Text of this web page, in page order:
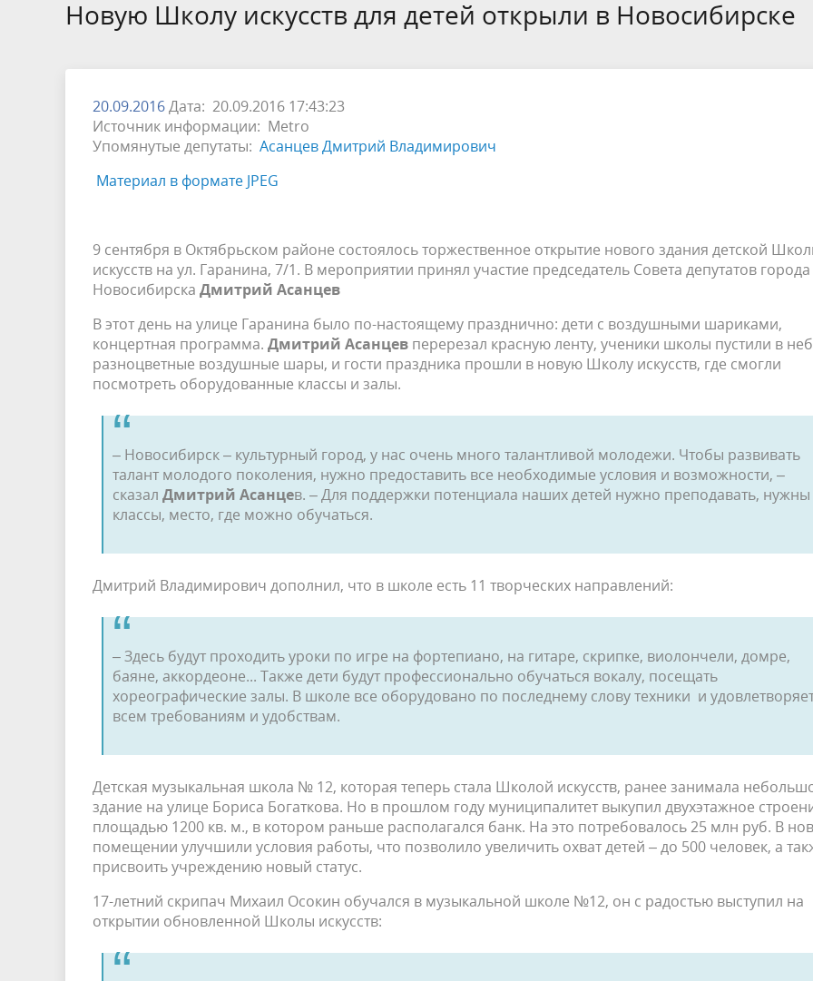
Избирательные округа
Аппарат Совета депутатов
депутатов предыдущих созывов
Порядок обжалования
Новую Школу искусств для детей открыли в Новосибирске
20.09.2016Дата: 20.09.2016 17:43:23
Источник информации: Metro
Упомянутые депутаты: Асанцев Дмитрий Владимирович
Материал в формате JPEG
9 сентября в Октябрьском районе состоялось торжественное открытие нового здания детской
искусств на ул. Гаранина, 7/1. В мероприятии принял участие председатель Совета депутатов города
Новосибирска Дмитрий Асанцев
В этот день на улице Гаранина было по-настоящему празднично: дети с воздушными шариками,
концертная программа. Дмитрий Асанцев перерезал красную ленту, ученики школы пустили в
разноцветные воздушные шары, и гости праздника прошли в новую Школу искусств, где смогли
посмотреть оборудованные классы и залы.
– Новосибирск – культурный город, у нас очень много талантливой молодежи. Чтобы развивать
талант молодого поколения, нужно предоставить все необходимые условия и возможности, –
сказал Дмитрий Асанцев. – Для поддержки потенциала наших детей нужно преподавать, нужны
классы, место, где можно обучаться.
Дмитрий Владимирович дополнил, что в школе есть 11 творческих направлений:
– Здесь будут проходить уроки по игре на фортепиано, на гитаре, скрипке, виолончели, домре,
баяне, аккордеоне... Также дети будут профессионально обучаться вокалу, посещать
хореографические залы. В школе все оборудовано по последнему слову техники и
всем требованиям и удобствам.
Детская музыкальная школа № 12, которая теперь стала Школой искусств, ранее занимала
здание на улице Бориса Богаткова. Но в прошлом году муниципалитет выкупил двухэтажное
площадью 1200 кв. м., в котором раньше располагался банк. На это потребовалось 25 млн руб. В
помещении улучшили условия работы, что позволило увеличить охват детей – до 500 человек, а
присвоить учреждению новый статус.
17-летний скрипач Михаил Осокин обучался в музыкальной школе №12, он с радостью выступил на
открытии обновленной Школы искусств: